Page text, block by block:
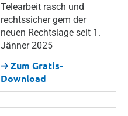
Telearbeit rasch und
rechtssicher gem der
neuen Rechtslage seit 1.
Jänner 2025
Zum Gratis-
Download